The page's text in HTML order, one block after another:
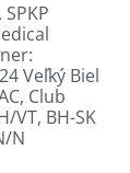
Veľký Biel
Club
VT, BH-SK
N